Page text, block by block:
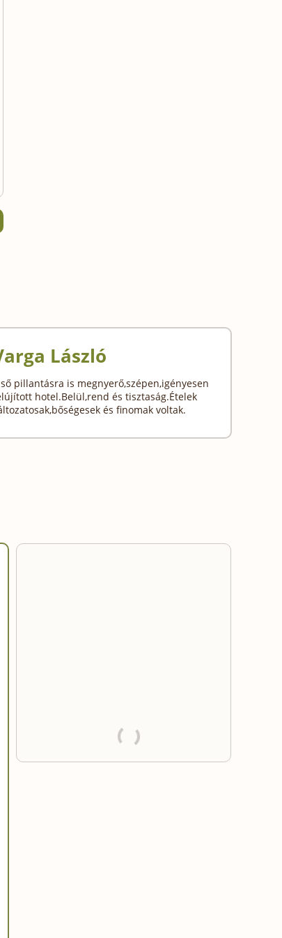
László
pillantásra is megnyerő,szépen,igényesen
hotel.Belül,rend és tisztaság.Ételek
és finomak voltak.